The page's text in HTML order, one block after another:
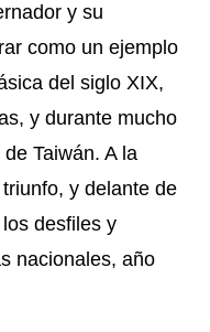
y su
como un ejemplo
del siglo XIX,
y durante mucho
Taiwán. A la
y delante de
desfiles y
nacionales, año